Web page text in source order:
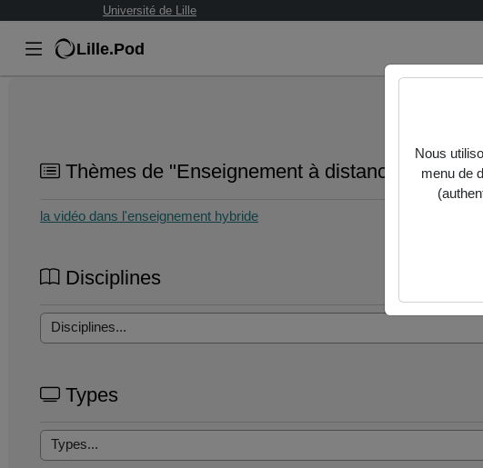
Université de Lille
Lille.Pod
Thèmes de "Enseignement à distance :
la vidéo dans l'enseignement hybride
Disciplines
Types
Nous
menu de